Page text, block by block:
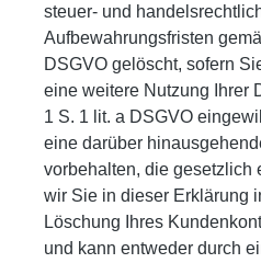
steuer- und
Aufbewahrungsfristen
DSGVO gelöscht, sofern
eine weitere Nutzung Ihrer
1 S. 1 lit. a DSGVO
eine darüber
vorbehalten, die gesetzlich
wir Sie in dieser Erklärung
Löschung Ihres
und kann entweder durch